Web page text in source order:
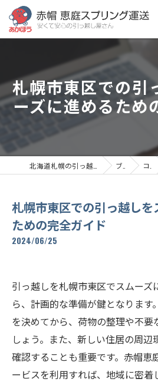
札幌市東区での引
ーズに進めるため
北海道札幌の引っ越しなら赤帽恵庭スプリング運送 ブログ コラム
札幌市東区での引っ越しを
ための完全ガイド
2024/06/25
引っ越しを札幌市東区でスムーズ
ら、計画的な準備が鍵となります
を決めてから、荷物の整理や不要
しょう。また、新しい住居の周辺
確認することも重要です。赤帽恵
ービスを利用すれば、地域に密着